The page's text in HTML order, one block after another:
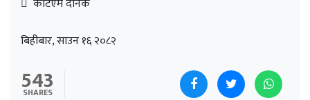
बिहीबार, साउन १६ २०८२
543
SHARES